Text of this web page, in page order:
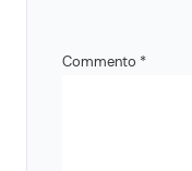
Commento *